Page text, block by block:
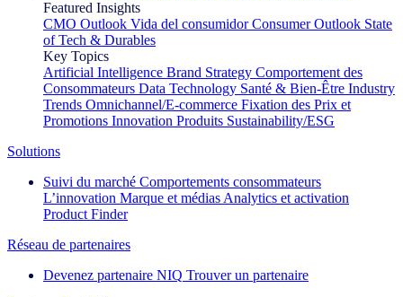
Featured Insights
CMO Outlook Vida del consumidor Consumer Outlook State
of Tech & Durables
Key Topics
Artificial Intelligence Brand Strategy Comportement des
Consommateurs Data Technology Santé & Bien-Être Industry
Trends Omnichannel/E-commerce Fixation des Prix et
Promotions Innovation Produits Sustainability/ESG
Solutions
Suivi du marché Comportements consommateurs
L’innovation Marque et médias Analytics et activation
Product Finder
Réseau de partenaires
Devenez partenaire NIQ Trouver un partenaire